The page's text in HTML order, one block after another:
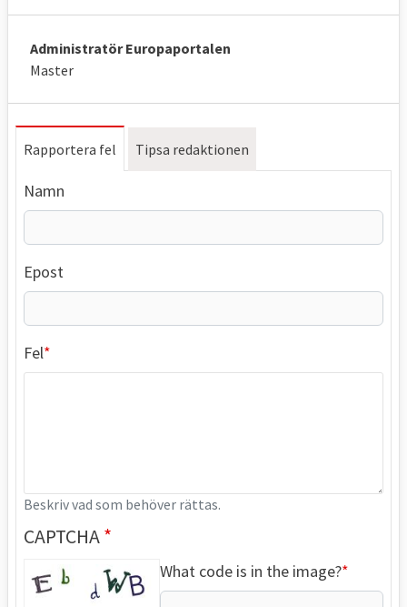
Administratör Europaportalen
Master
Rapportera fel Tipsa redaktionen
Namn
Epost
Fel
Beskriv vad som behöver rättas.
CAPTCHA
What code is in the image?